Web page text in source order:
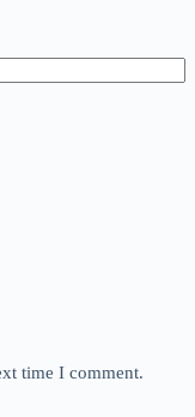
time I comment.